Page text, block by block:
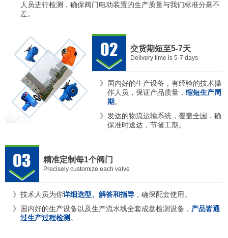
人员进行检测，确保阀门电动装置的生产质量与我们标准分毫不
差。
交货期短至5-7天
Delivery time is 5-7 days
国内好的生产设备，有经验的技术操
作人员，保证产品质量，缩短生产周
期 。
发达的物流运输系统，覆盖全国，确
保准时送达，节省工期。
精准定制每1个阀门
Precisely customize each valve
技术人员为你详细选型、解答和指导 ，确保配套使用。
国内好的生产设备以及生产流水线全套成盘检测设备， 产品皆通
过生产过程检测 。